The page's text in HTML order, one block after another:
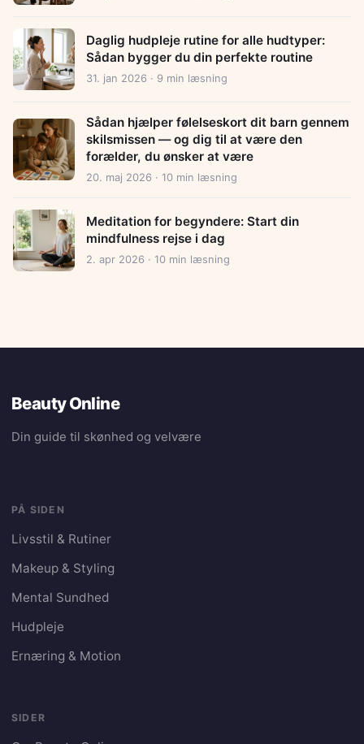
Daglig hudpleje rutine for alle hudtyper:
Sådan bygger du din perfekte routine
31. jan 2026 · 9 min læsning
Sådan hjælper følelseskort dit barn gennem
skilsmissen — og dig til at være den
forælder, du ønsker at være
20. maj 2026 · 10 min læsning
Meditation for begyndere: Start din
mindfulness rejse i dag
2. apr 2026 · 10 min læsning
Beauty Online
Din guide til skønhed og velvære
PÅ SIDEN
Livsstil & Rutiner
Makeup & Styling
Mental Sundhed
Hudpleje
Ernæring & Motion
SIDER